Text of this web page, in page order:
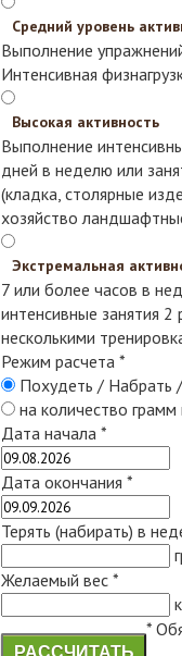
Средний уровень
Выполнение
Интенсивная
Высокая активность
Выполнение
дней в неделю или
(кладка, столярные
хозяйство
Экстремальная
7 или более часов в
интенсивные занятия 2
несколькими
Режим расчета *
Похудеть / Набрать
на количество
Дата начала *
Дата окончания *
Терять (набирать) в
Желаемый вес *
РАССЧИТАТЬ
*